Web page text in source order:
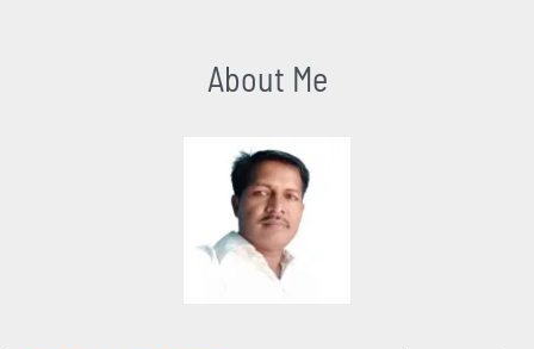
About Me